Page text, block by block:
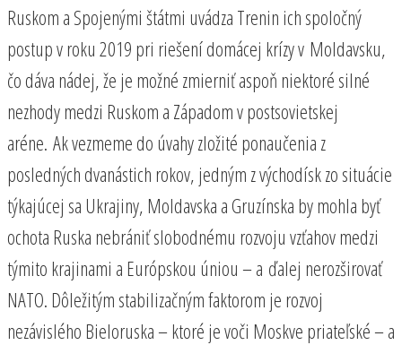
Ruskom a Spojenými štátmi uvádza Trenin ich spoločný
postup v roku 2019 pri riešení domácej krízy v Moldavsku,
čo dáva nádej, že je možné zmierniť aspoň niektoré silné
nezhody medzi Ruskom a Západom v postsovietskej
aréne. Ak vezmeme do úvahy zložité ponaučenia z
posledných dvanástich rokov, jedným z východísk zo situácie
týkajúcej sa Ukrajiny, Moldavska a Gruzínska by mohla byť
ochota Ruska nebrániť slobodnému rozvoju vzťahov medzi
týmito krajinami a Európskou úniou – a ďalej nerozširovať
NATO. Dôležitým stabilizačným faktorom je rozvoj
nezávislého Bieloruska – ktoré je voči Moskve priateľské – a